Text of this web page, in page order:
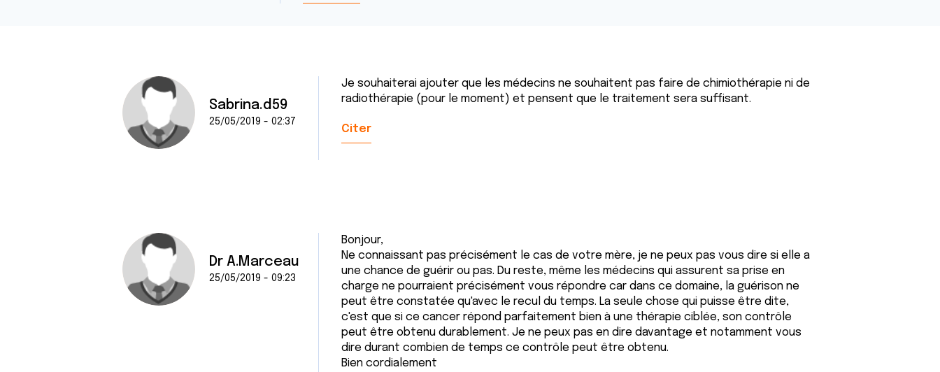
Sabrina.d59
25/05/2019 - 02:37
Je souhaiterai ajouter que les médecins ne souhaitent pas faire de chimiothérapie ni de
radiothérapie (pour le moment) et pensent que le traitement sera suffisant.
Citer
Dr A.Marceau
25/05/2019 - 09:23
Bonjour,
Ne connaissant pas précisément le cas de votre mère, je ne peux pas vous dire si elle a
une chance de guérir ou pas. Du reste, même les médecins qui assurent sa prise en
charge ne pourraient précisément vous répondre car dans ce domaine, la guérison ne
peut être constatée qu'avec le recul du temps. La seule chose qui puisse être dite,
c'est que si ce cancer répond parfaitement bien à une thérapie ciblée, son contrôle
peut être obtenu durablement. Je ne peux pas en dire davantage et notamment vous
dire durant combien de temps ce contrôle peut être obtenu.
Bien cordialement